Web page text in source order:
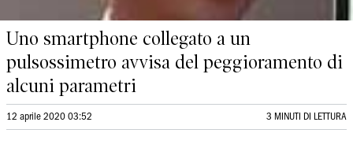
Uno smartphone collegato a un
pulsossimetro avvisa del peggioramento di
alcuni parametri
12 aprile 2020 03:52 3 MINUTI DI LETTURA